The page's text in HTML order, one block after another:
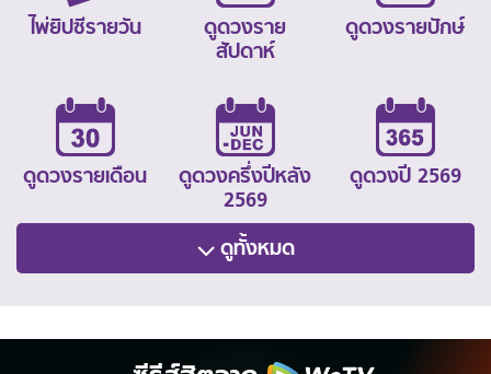
ไพ่ยิปซีรายวัน
ดูดวงราย
สัปดาห์
ดูดวงรายปักษ์
ดูดวงรายเดือน
ดูดวงครึ่งปีหลัง
2569
ดูดวงปี 2569
ดูทั้งหมด